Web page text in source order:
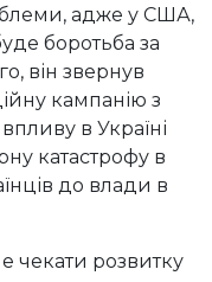
адже у США,
боротьба за
він звернув
кампанію з
в Україні
катастрофу в
до влади в
чекати розвитку